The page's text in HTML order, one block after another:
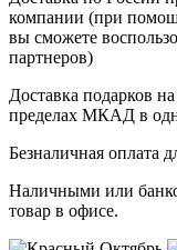
компании (при
вы сможете
партнеров)
Доставка подарков
пределах МКАД в
Безналичная оплата
Наличными или
товар в офисе.